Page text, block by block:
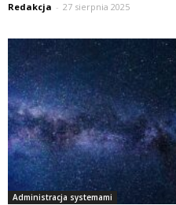
Redakcja - 27 sierpnia 2025
Administracja systemami